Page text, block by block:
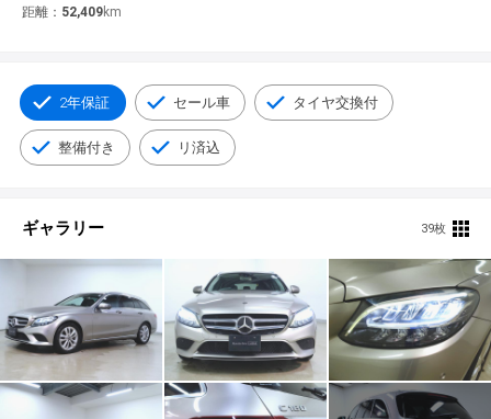
距離： 52,409km
2年保証 セール車 タイヤ交換付
整備付き リ済込
ギャラリー 39枚